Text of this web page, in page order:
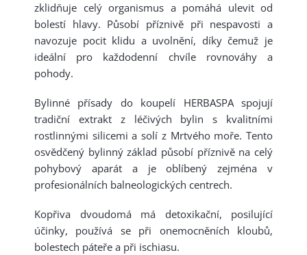
zklidňuje celý organismus a pomáhá ulevit od
bolestí hlavy. Působí příznivě při nespavosti a
navozuje pocit klidu a uvolnění, díky čemuž je
ideální pro každodenní chvíle rovnováhy a
pohody.
Bylinné přísady do koupelí HERBASPA spojují
tradiční extrakt z léčivých bylin s kvalitními
rostlinnými silicemi a solí z Mrtvého moře. Tento
osvědčený bylinný základ působí příznivě na celý
pohybový aparát a je oblíbený zejména v
profesionálních balneologických centrech.
Kopřiva dvoudomá má detoxikační, posilující
účinky, používá se při onemocněních kloubů,
bolestech páteře a při ischiasu.